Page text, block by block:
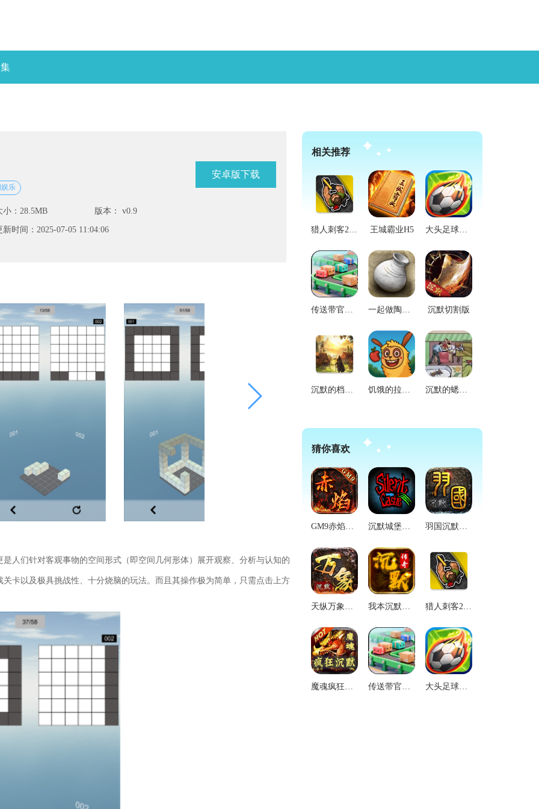
乐
小：28.5MB 版本： v0.9
新时间：2025-07-05 11:04:06
安卓版下载
人们针对客观事物的空间形式（即空间几何形体）展开观察、分析与认知的
卡以及极具挑战性、十分烧脑的玩法。而且其操作极为简单，只需点击上方
相关推荐
猎人刺客2汉化版 王城霸业H5 大头足球汉化版
传送带官方版 一起做陶瓷游戏正版 沉默切割版
沉默的档案员游戏官方版 饥饿的拉姆2拉姆的故事官方版 沉默的蟋蟀游戏安装包
猜你喜欢
GM9赤焰沉默手机免费版 沉默城堡手机版 羽国沉默手机正版
天纵万象沉默游戏无广告版 我本沉默传奇游戏正版 猎人刺客2汉化版
魔魂疯狂沉默安卓直装版 传送带官方版 大头足球汉化版